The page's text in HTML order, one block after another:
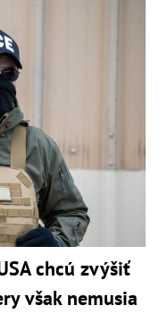
chcú zvýšiť
však nemusia